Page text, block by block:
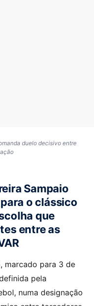
duelo decisivo entre
Sampaio
o clássico
que
entre as
pela
numa designação